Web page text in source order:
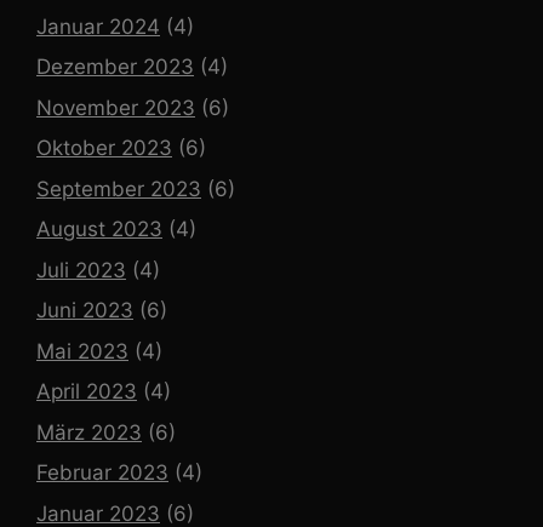
Januar 2024 (4)
Dezember 2023 (4)
November 2023 (6)
Oktober 2023 (6)
September 2023 (6)
August 2023 (4)
Juli 2023 (4)
Juni 2023 (6)
Mai 2023 (4)
April 2023 (4)
März 2023 (6)
Februar 2023 (4)
Januar 2023 (6)